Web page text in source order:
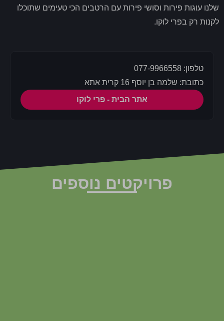
שלנו עוגות פירות וסושי פירות עם הרטבים הכי טעימים שתוכלו
לקנות רק בפרי לוקו.
טלפון: 077-9966558
כתובת: שלמה בן יוסף 16 קרית אתא
אתר הבית - פרי לוקו
פרויקטים נוספים